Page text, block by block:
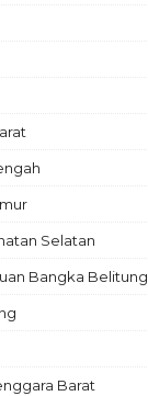
Selatan
Bangka Belitung
Barat